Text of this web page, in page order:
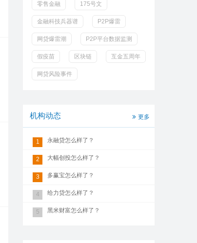
零售金融 175号文
金融科技兵器谱 P2P爆雷
网贷爆雷潮 P2P平台数据监测
假疫苗 区块链 互金五周年
网贷风险事件
机构动态 更多
1 永融贷怎么样了？
2 大幅创投怎么样了？
3 多赢宝怎么样了？
4 给力贷怎么样了？
5 黑米财富怎么样了？